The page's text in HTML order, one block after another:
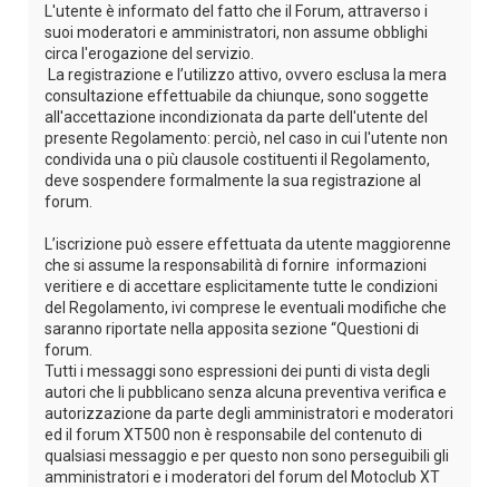
L'utente è informato del fatto che il Forum, attraverso i
suoi moderatori e amministratori, non assume obblighi
circa l'erogazione del servizio.
La registrazione e l’utilizzo attivo, ovvero esclusa la mera
consultazione effettuabile da chiunque, sono soggette
all'accettazione incondizionata da parte dell'utente del
presente Regolamento: perciò, nel caso in cui l'utente non
condivida una o più clausole costituenti il Regolamento,
deve sospendere formalmente la sua registrazione al
forum.
L’iscrizione può essere effettuata da utente maggiorenne
che si assume la responsabilità di fornire informazioni
veritiere e di accettare esplicitamente tutte le condizioni
del Regolamento, ivi comprese le eventuali modifiche che
saranno riportate nella apposita sezione “Questioni di
forum.
Tutti i messaggi sono espressioni dei punti di vista degli
autori che li pubblicano senza alcuna preventiva verifica e
autorizzazione da parte degli amministratori e moderatori
ed il forum XT500 non è responsabile del contenuto di
qualsiasi messaggio e per questo non sono perseguibili gli
amministratori e i moderatori del forum del Motoclub XT